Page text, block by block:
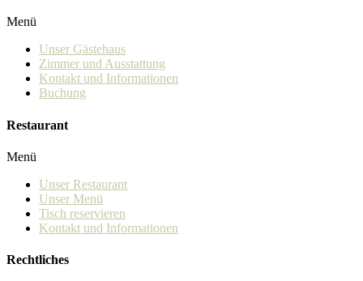
Menü
Unser Gästehaus
Zimmer und Ausstattung
Kontakt und Informationen
Buchung
Restaurant
Menü
Unser Restaurant
Unser Menü
Tisch reservieren
Kontakt und Informationen
Rechtliches